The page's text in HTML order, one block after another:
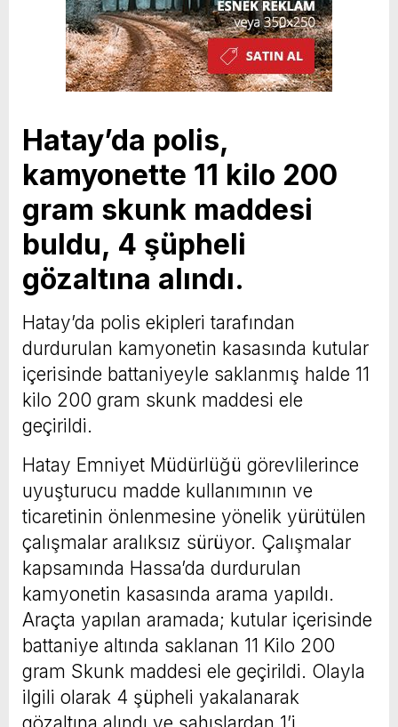
Hatay’da polis,
kamyonette 11 kilo 200
gram skunk maddesi
buldu, 4 şüpheli
gözaltına alındı.
Hatay’da polis ekipleri tarafından
durdurulan kamyonetin kasasında kutular
içerisinde battaniyeyle saklanmış halde 11
kilo 200 gram skunk maddesi ele
geçirildi.
Hatay Emniyet Müdürlüğü görevlilerince
uyuşturucu madde kullanımının ve
ticaretinin önlenmesine yönelik yürütülen
çalışmalar aralıksız sürüyor. Çalışmalar
kapsamında Hassa’da durdurulan
kamyonetin kasasında arama yapıldı.
Araçta yapılan aramada; kutular içerisinde
battaniye altında saklanan 11 Kilo 200
gram Skunk maddesi ele geçirildi. Olayla
ilgili olarak 4 şüpheli yakalanarak